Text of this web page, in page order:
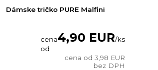
Dámske tričko PURE Malfini
cena
od
4,90 EUR/ks
cena od 3,98 EUR
bez DPH